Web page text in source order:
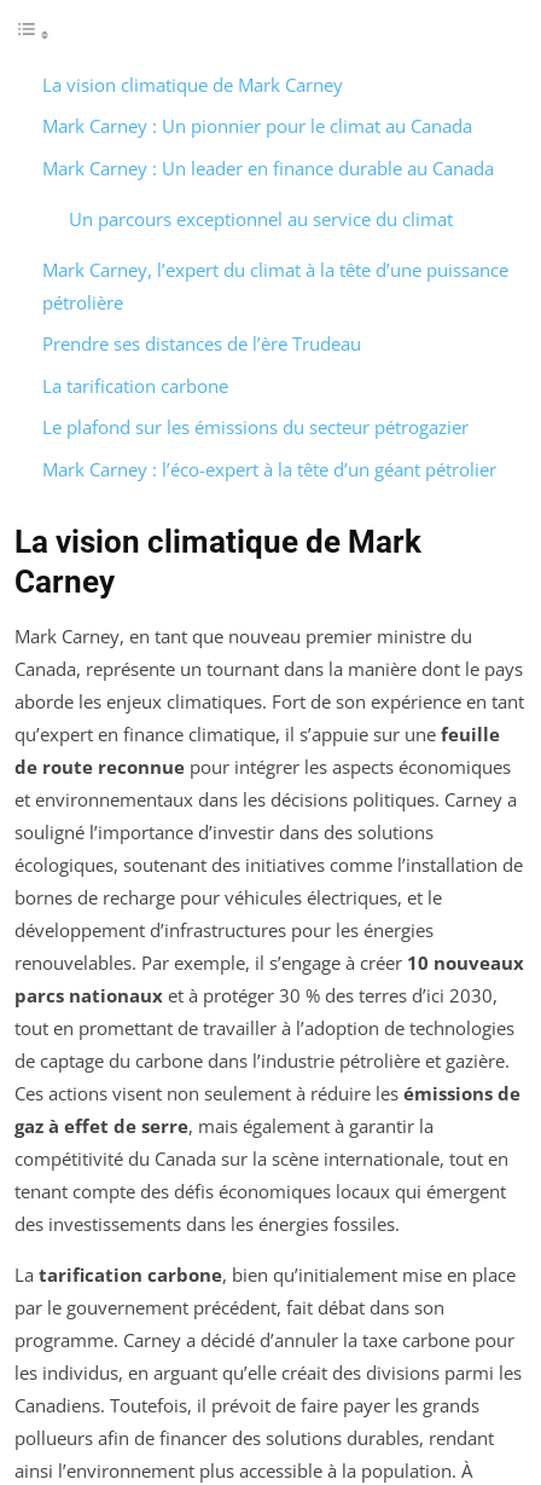
La vision climatique de Mark Carney
Mark Carney : Un pionnier pour le climat au Canada
Mark Carney : Un leader en finance durable au Canada
Un parcours exceptionnel au service du climat
Mark Carney, l’expert du climat à la tête d’une puissance
pétrolière
Prendre ses distances de l’ère Trudeau
La tarification carbone
Le plafond sur les émissions du secteur pétrogazier
Mark Carney : l’éco-expert à la tête d’un géant pétrolier
La vision climatique de Mark
Carney
Mark Carney, en tant que nouveau premier ministre du
Canada, représente un tournant dans la manière dont le pays
aborde les enjeux climatiques. Fort de son expérience en tant
qu’expert en finance climatique, il s’appuie sur une feuille
de route reconnue pour intégrer les aspects économiques
et environnementaux dans les décisions politiques. Carney a
souligné l’importance d’investir dans des solutions
écologiques, soutenant des initiatives comme l’installation de
bornes de recharge pour véhicules électriques, et le
développement d’infrastructures pour les énergies
renouvelables. Par exemple, il s’engage à créer 10 nouveaux
parcs nationaux et à protéger 30 % des terres d’ici 2030,
tout en promettant de travailler à l’adoption de technologies
de captage du carbone dans l’industrie pétrolière et gazière.
Ces actions visent non seulement à réduire les émissions de
gaz à effet de serre, mais également à garantir la
compétitivité du Canada sur la scène internationale, tout en
tenant compte des défis économiques locaux qui émergent
des investissements dans les énergies fossiles.
La tarification carbone, bien qu’initialement mise en place
par le gouvernement précédent, fait débat dans son
programme. Carney a décidé d’annuler la taxe carbone pour
les individus, en arguant qu’elle créait des divisions parmi les
Canadiens. Toutefois, il prévoit de faire payer les grands
pollueurs afin de financer des solutions durables, rendant
ainsi l’environnement plus accessible à la population. À